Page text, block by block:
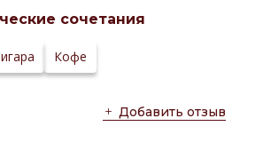
сочетания
Кофе
Добавить отзыв